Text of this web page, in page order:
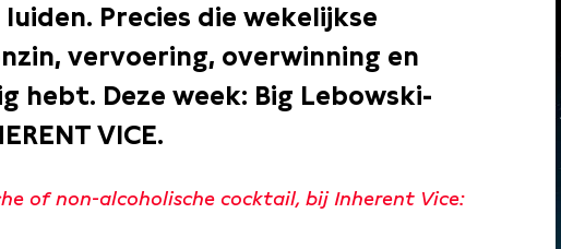
Precies die wekelijkse
vervoering, overwinning en
hebt. Deze week: Big Lebowski-
VICE.
of non-alcoholische cocktail, bij Inherent Vice: